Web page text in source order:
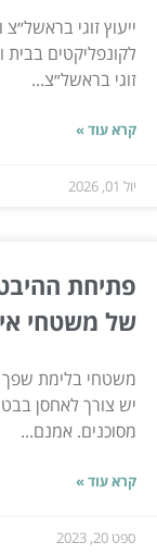
ייעוץ זוגי
לקונפליקטים
זוגי בראשל״צ...
קרא עוד »
יול 01, 2026
פתיחת
של משטחי
משטחי בלימת שפך
יש צורך לאחסן
מסוכנים. אמנם...
קרא עוד »
ספט 20, 2023